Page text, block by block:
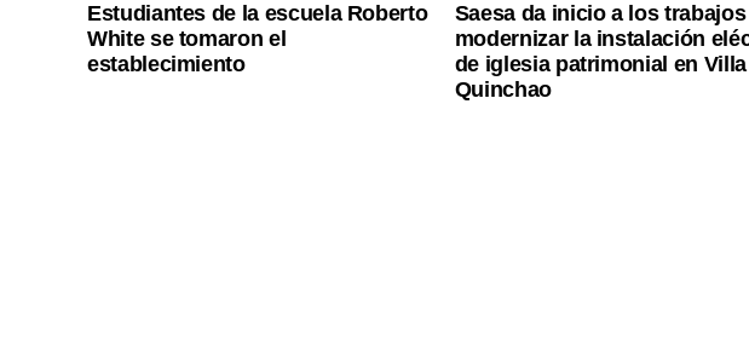
Estudiantes de la escuela Roberto
White se tomaron el
establecimiento
Saesa da inicio a los
modernizar la instalación
de iglesia patrimonial en Villa
Quinchao